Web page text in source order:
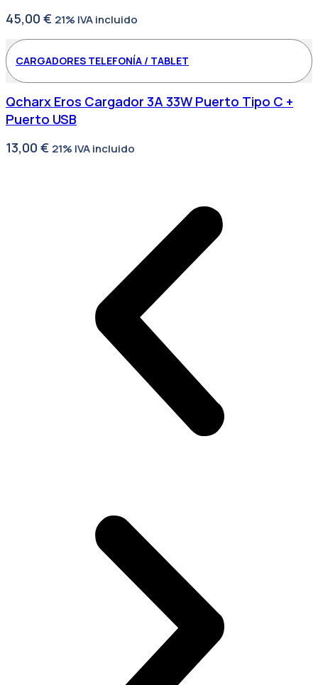
45,00 € 21% IVA incluido
CARGADORES TELEFONÍA / TABLET
Qcharx Eros Cargador 3A 33W Puerto Tipo C +
Puerto USB
13,00 € 21% IVA incluido